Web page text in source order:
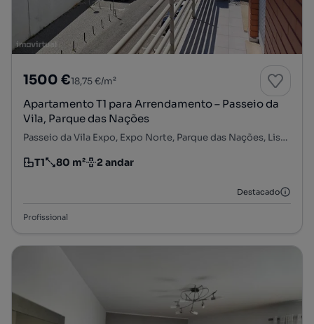
1500 €18,75 €/m²
Apartamento T1 para Arrendamento – Passeio da
Vila, Parque das Nações
Passeio da Vila Expo, Expo Norte, Parque das Nações, Lisboa, Lisboa
Tipologia
T1
Preço por metro quadrado
80 m²
Andar 2 andar
Destacado
Profissional